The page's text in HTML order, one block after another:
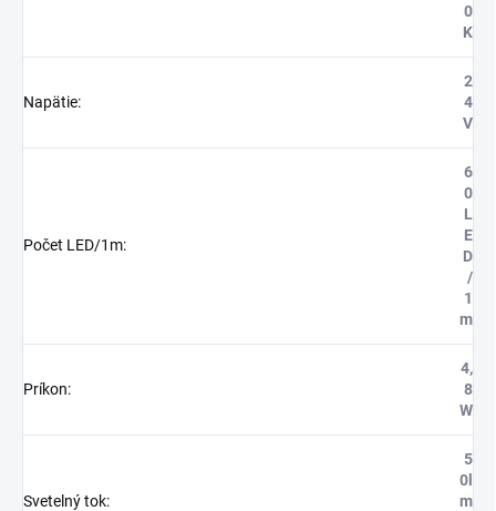
0
K
Napätie:
2
4
V
Počet LED/1m:
6
0
L
E
D
/
1
m
Príkon:
4,
8
W
Svetelný tok:
5
0l
m